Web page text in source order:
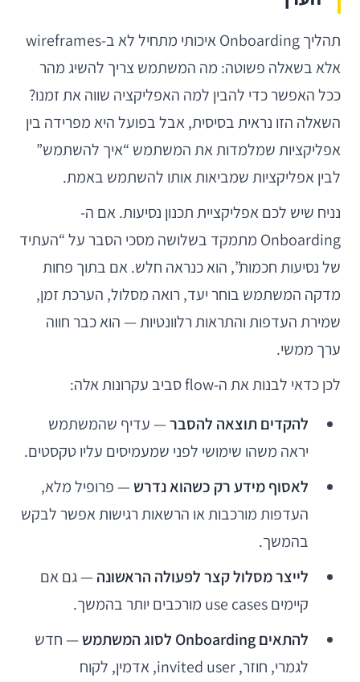
תהליך Onboarding איכותי מתחיל לא ב-wireframes
אלא בשאלה פשוטה: מה המשתמש צריך להשיג מהר
ככל האפשר כדי להבין למה האפליקציה שווה את זמנו?
השאלה הזו נראית בסיסית, אבל בפועל היא מפרידה בין
אפליקציות שמלמדות את המשתמש “איך להשתמש”
לבין אפליקציות שמביאות אותו להשתמש באמת.
נניח שיש לכם אפליקציית תכנון נסיעות. אם ה-
Onboarding מתמקד בשלושה מסכי הסבר על “העתיד
של נסיעות חכמות”, הוא כנראה חלש. אם בתוך פחות
מדקה המשתמש בוחר יעד, רואה מסלול, הערכת זמן,
שמירת העדפות והתראות רלוונטיות — הוא כבר חווה
ערך ממשי.
לכן כדאי לבנות את ה-flow סביב עקרונות אלה:
להקדים תוצאה להסבר— עדיף שהמשתמש
יראה משהו שימושי לפני שמעמיסים עליו טקסטים.
לאסוף מידע רק כשהוא נדרש — פרופיל מלא,
העדפות מורכבות או הרשאות רגישות אפשר לבקש
בהמשך.
לייצר מסלול קצר לפעולה הראשונה — גם אם
קיימים use cases מורכבים יותר בהמשך.
להתאים Onboarding לסוג המשתמש
— חדש
לגמרי, חוזר, invited user, אדמין, לקוח